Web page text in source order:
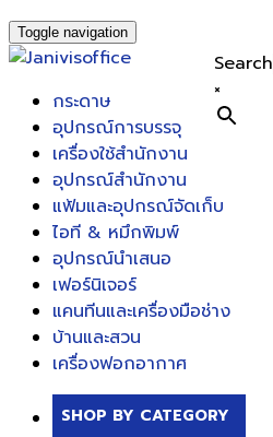
Toggle navigation
Search
×
กระดาษ
อุปกรณ์การบรรจุ
เครื่องใช้สำนักงาน
อุปกรณ์สำนักงาน
แฟ้มและอุปกรณ์จัดเก็บ
ไอที & หมึกพิมพ์
อุปกรณ์นำเสนอ
เฟอร์นิเจอร์
แคนทีนและเครื่องมือช่าง
บ้านและสวน
เครื่องฟอกอากาศ
SHOP BY CATEGORY